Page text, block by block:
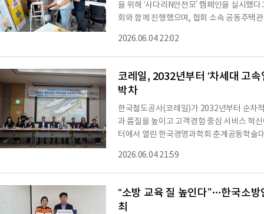
을 위해 ‘사다리N안전모’ 캠페인을 실시했
회와 함께 진행했으며, 협회 소속 공동주택
로 안전모 착용을 떠올릴 수 있는 ‘안전모
하며 작업 경고문구가 새겨져있다.또 최근
해 사고 예방의 중요성을 강조했다. 과거
2026.06.04 22:02
코레일, 2032년부터 ‘차세대 고
박차
한국철도공사(코레일)가 2032년부터 순차
과 품질을 높이고 고객경험 중심 서비스 혁
터에서 열린 한국경영과학회 춘계공동학술
레이션학회가 공동 주최했으며, 산업계와
한 다양한 의견을 주고 받았다.코레일은 이
는 고속열차의 도입 준비 과정과 철도 중심
2026.06.04 21:59
“소방 교육 질 높인다”…한국소방
최